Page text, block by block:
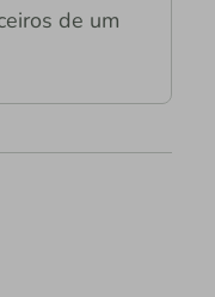
de um